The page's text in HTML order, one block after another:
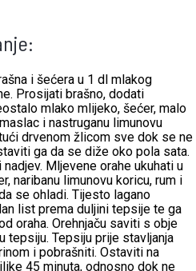
i šećera u 1 dl mlakog
Prosijati brašno, dodati
mlako mlijeko, šećer, malo
i nastruganu limunovu
drvenom žlicom sve dok se ne
ga da se diže oko pola sata.
Mljevene orahe ukuhati u
naribanu limunovu koricu, rum i
se ohladi. Tijesto lagano
list prema duljini tepsije te ga
oraha. Orehnjaču saviti s obje
tepsiju. Tepsiju prije stavljanja
i pobrašniti. Ostaviti na
45 minuta, odnosno dok ne